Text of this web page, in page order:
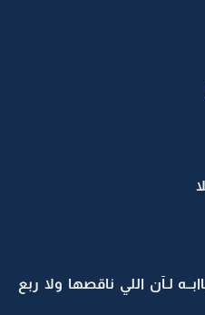
لـآن اللي ناقصها ولا ربع